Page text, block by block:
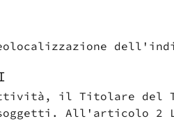
il Titolare del
All'articolo